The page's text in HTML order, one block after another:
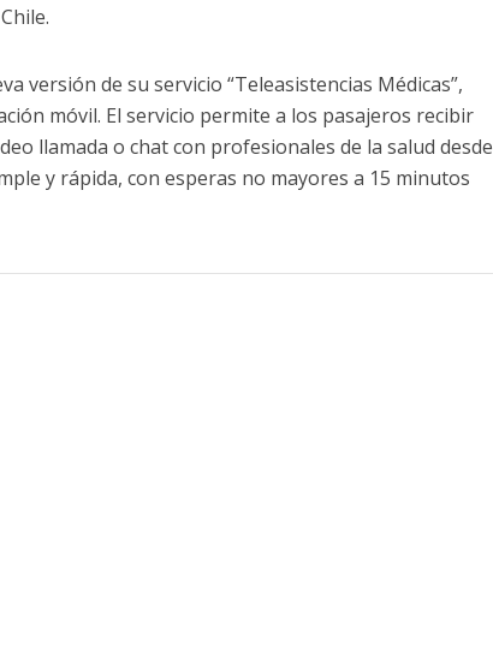
versión de su servicio “Teleasistencias Médicas”,
móvil. El servicio permite a los pasajeros recibir
llamada o chat con profesionales de la salud desde
y rápida, con esperas no mayores a 15 minutos